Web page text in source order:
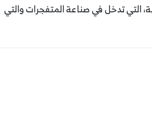
التي تدخل في صناعة المتفجرات والتي